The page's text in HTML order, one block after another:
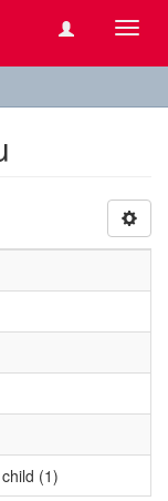
(1)